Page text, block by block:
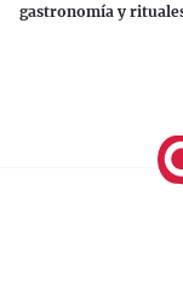
gastronomía y